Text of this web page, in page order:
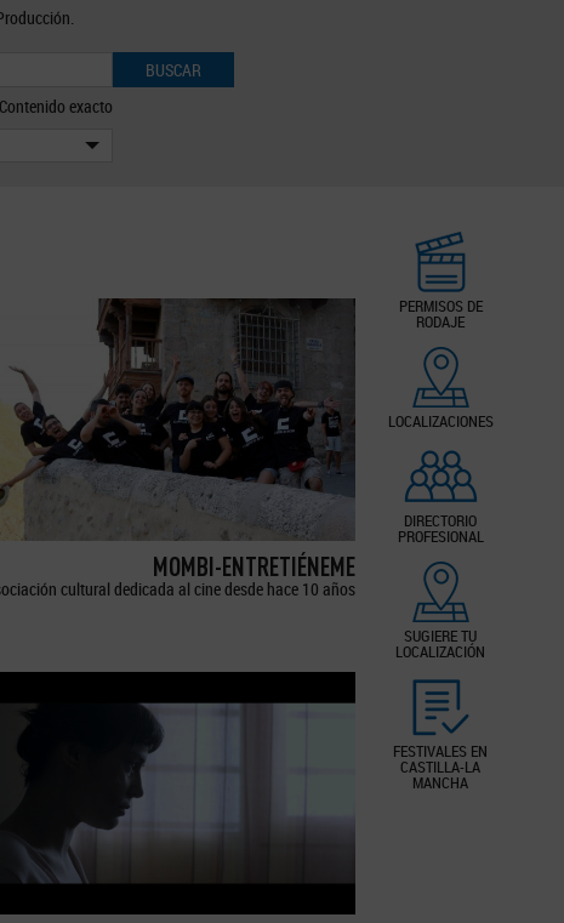
BUSCAR
Contenido exacto
PERMISOS DE
RODAJE
LOCALIZACIONES
DIRECTORIO
PROFESIONAL
SUGIERE TU
LOCALIZACIÓN
FESTIVALES EN
CASTILLA-LA
MANCHA
MOMBI-ENTRETIÉNEME
cultural dedicada al cine desde hace 10 años